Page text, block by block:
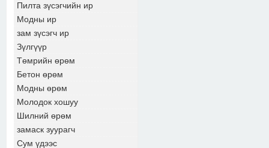
Пилта зүсэгчийн ир
Модны ир
зам зүсэгч ир
Зүлгүүр
Төмрийн өрөм
Бетон өрөм
Модны өрөм
Молодок хошуу
Шилний өрөм
замаск зуурагч
Сум үдээс